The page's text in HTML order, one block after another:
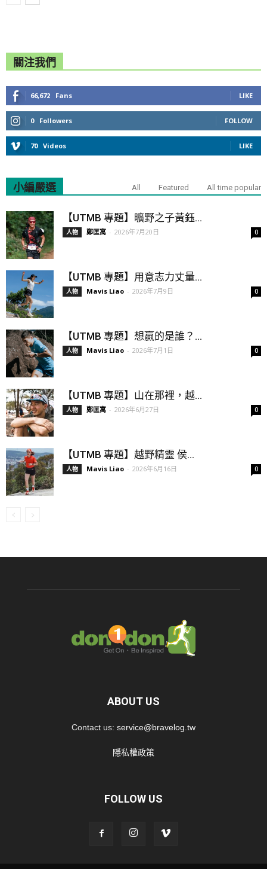
關注我們
66,672 Fans LIKE
0 Followers FOLLOW
70 Videos LIKE
小編嚴選 All Featured All time popular
【UTMB 專題】曠野之子黃鈺...
人物 鄭匡寓 - 2026年7月20日 0
【UTMB 專題】用意志力丈量...
人物 Mavis Liao - 2026年7月9日 0
【UTMB 專題】想贏的是誰？...
人物 Mavis Liao - 2026年7月1日 0
【UTMB 專題】山在那裡，越...
人物 鄭匡寓 - 2026年6月27日 0
【UTMB 專題】越野精靈 侯...
人物 Mavis Liao - 2026年6月16日 0
ABOUT US
Contact us: service@bravelog.tw
隱私權政策
FOLLOW US